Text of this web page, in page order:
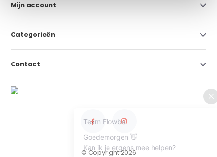
Mijn account
Categorieën
Contact
© Copyright 2026